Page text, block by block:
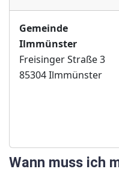
Gemeinde
Ilmmünster
Freisinger Straße 3
85304 Ilmmünster
Wann muss ich